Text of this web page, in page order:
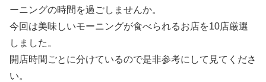
ーニングの時間を過ごしませんか。
今回は美味しいモーニングが食べられるお店を10店厳選
しました。
開店時間ごとに分けているので是非参考にして見てくださ
い。